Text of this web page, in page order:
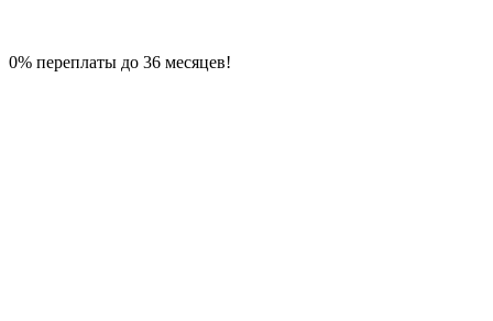
0% переплаты до 36 месяцев!